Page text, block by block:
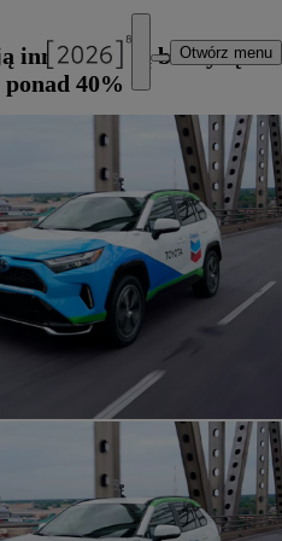
Otwórz menu
innowacyjną benzynę
40%